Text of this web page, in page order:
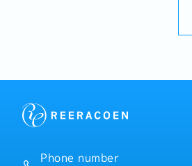
Phone number